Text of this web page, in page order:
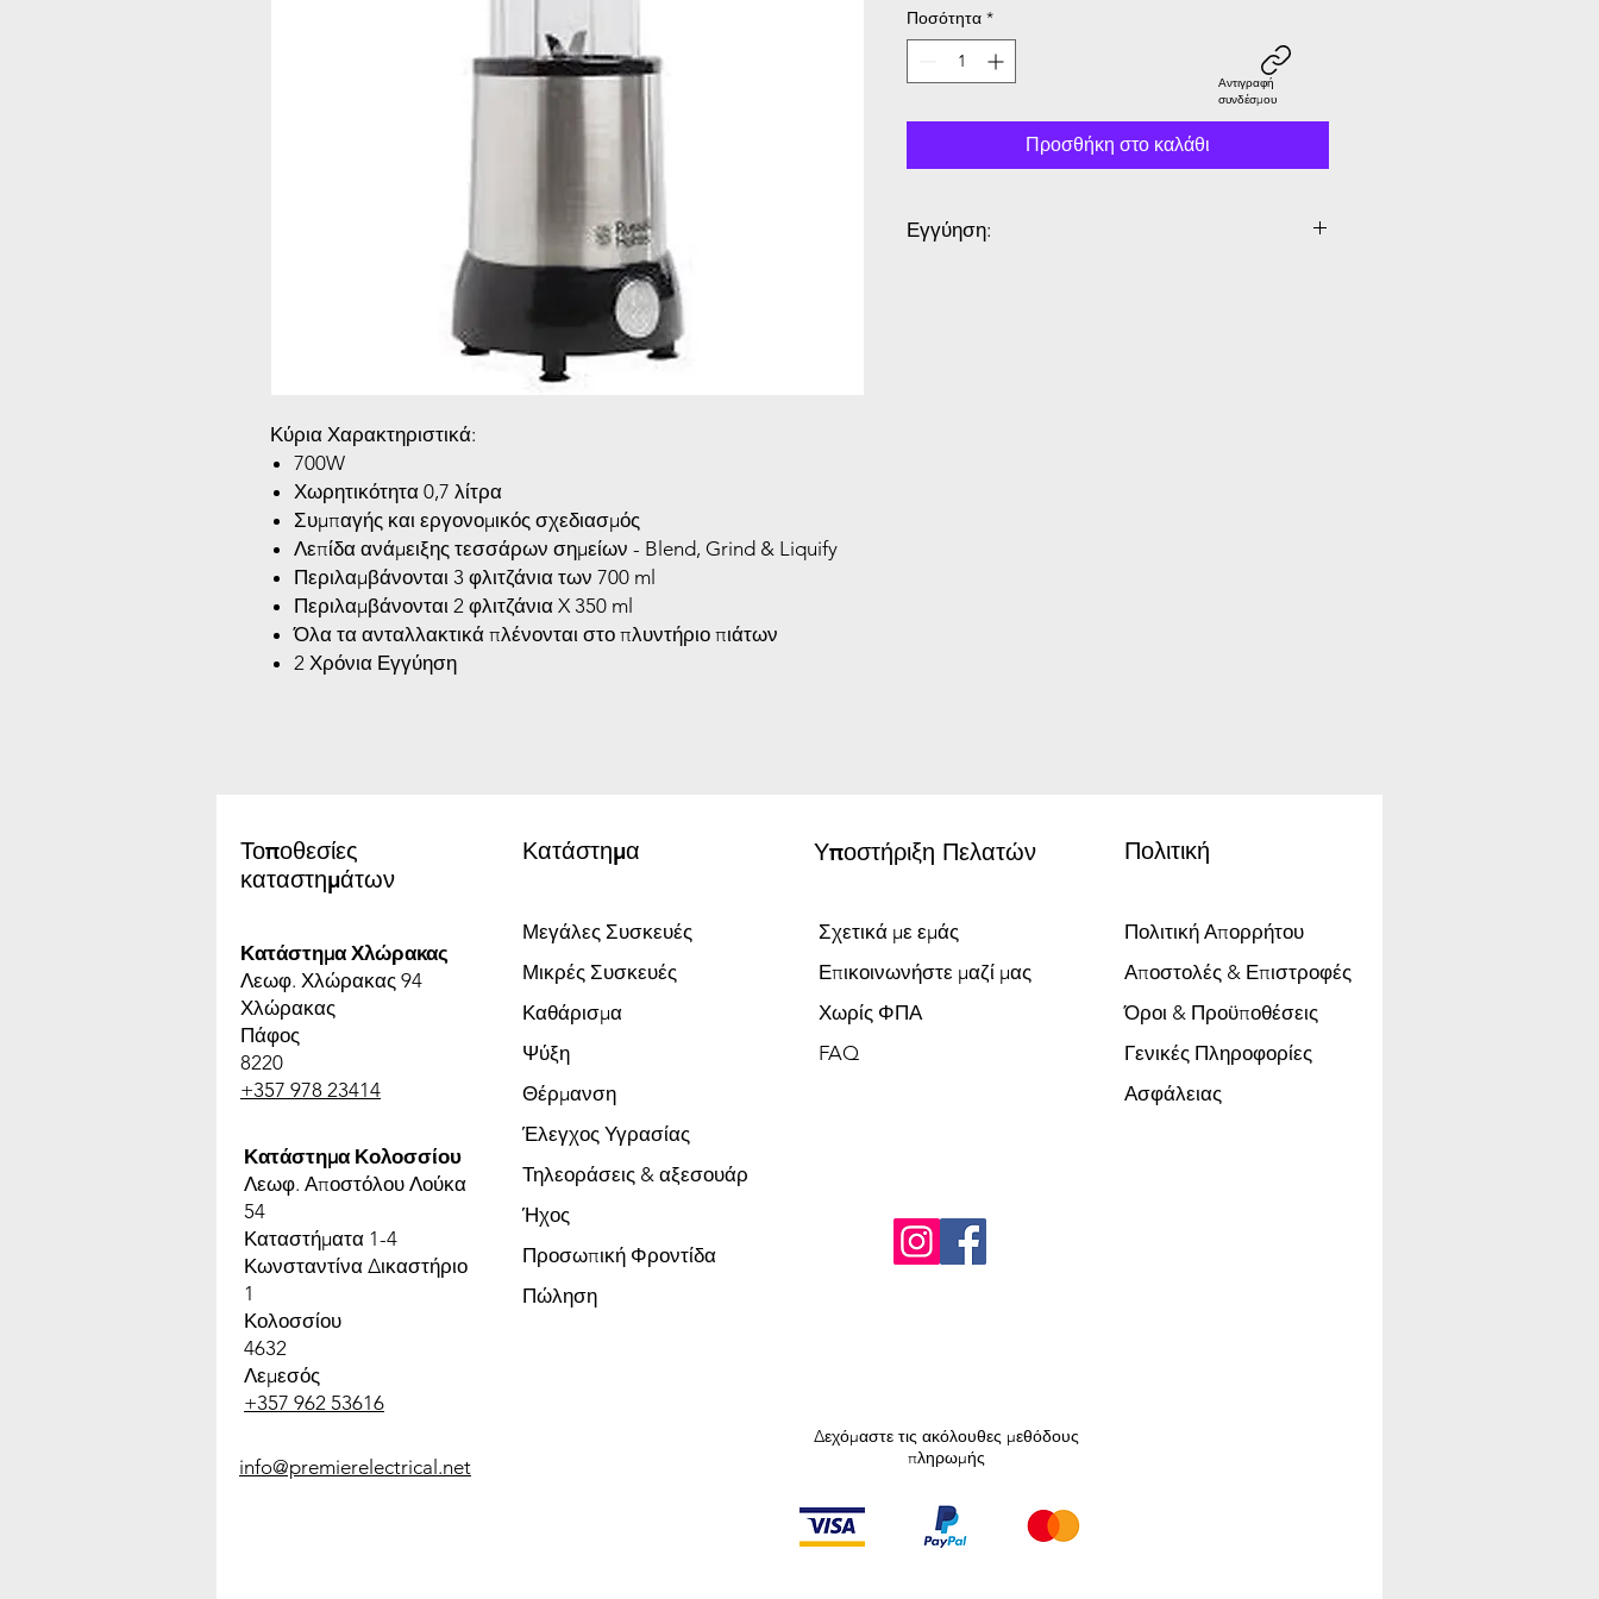
Κύρια Χαρακτηριστικά:
700W
Χωρητικότητα 0,7 λίτρα
Συμπαγής και εργονομικός σχεδιασμός
Λεπίδα ανάμειξης τεσσάρων σημείων - Blend, Grind & Liquify
Περιλαμβάνονται 3 φλιτζάνια των 700 ml
Περιλαμβάνονται 2 φλιτζάνια X 350 ml
Όλα τα ανταλλακτικά πλένονται στο πλυντήριο πιάτων
2 Χρόνια Εγγύηση
Ποσότητα *
Προσθήκη στο καλάθι
Εγγύηση:
Αντιγραφή
συνδέσμου
Τοποθεσίες
καταστημάτων
Κατάστημα Χλώρακας
Λεωφ. Χλώρακας 94
Χλώρακας
Πάφος
8220
+357 978 23414
Κατάστημα Κολοσσίου
Λεωφ. Αποστόλου Λούκα
54
Καταστήματα 1-4
Κωνσταντίνα Δικαστήριο
1
Κολοσσίου
4632
Λεμεσός
+357 962 53616
info@premierelectrical.net
Κατάστημα
Μεγάλες Συσκευές
Μικρές Συσκευές
Καθάρισμα
Ψύξη
Θέρμανση
Έλεγχος Υγρασίας
Τηλεοράσεις & αξεσουάρ
Ήχος
Προσωπική Φροντίδα
Πώληση
Υποστήριξη Πελατών
Σχετικά με εμάς
Επικοινωνήστε μαζί μας
Χωρίς ΦΠΑ
FAQ
Δεχόμαστε τις ακόλουθες μεθόδους
πληρωμής
Πολιτική
Πολιτική Απορρήτου
Αποστολές & Επιστροφές
Όροι & Προϋποθέσεις
Γενικές Πληροφορίες
Ασφάλειας